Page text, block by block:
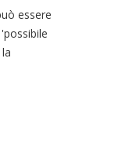
essere